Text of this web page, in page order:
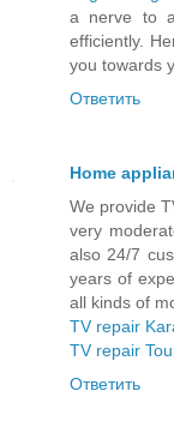
a nerve to
efficiently.
you towards
Ответить
Home
We provide
very
also 24/7
years of
all kinds of
TV repair
TV repair
Ответить